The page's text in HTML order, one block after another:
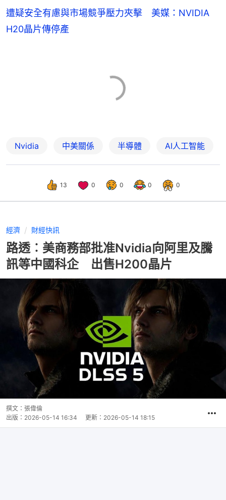
遭疑安全有慮與市場競爭壓力夾擊 美媒：NVIDIA
H20晶片傳停產
Nvidia 中美關係 半導體 AI人工智能
13 0 0 0 0
經濟 財經快訊
路透︰美商務部批准Nvidia向阿里及騰
訊等中國科企 出售H200晶片
撰文： 張偉倫
出版： 2026-05-14 16:34 更新： 2026-05-14 18:15